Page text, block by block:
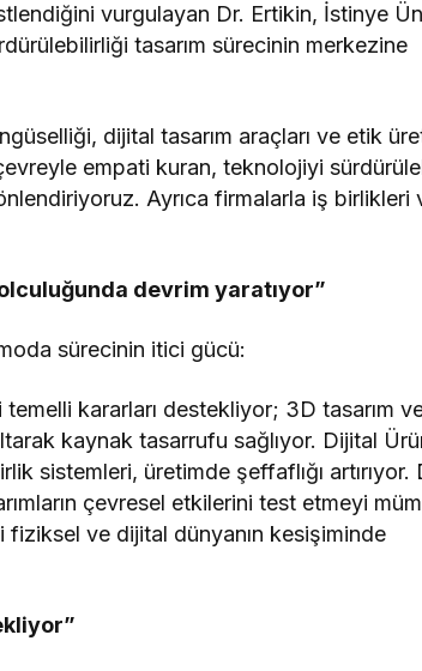
vurgulayan Dr. Ertikin, İstinye
tasarım sürecinin merkezine
dijital tasarım araçları ve etik
empati kuran, teknolojiyi
Ayrıca firmalarla iş birlikleri
devrim yaratıyor”
sürecinin itici gücü:
kararları destekliyor; 3D tasarım
kaynak tasarrufu sağlıyor. Dijital
sistemleri, üretimde şeffaflığı artırıyor.
çevresel etkilerini test etmeyi
fiziksel ve dijital dünyanın kesişiminde